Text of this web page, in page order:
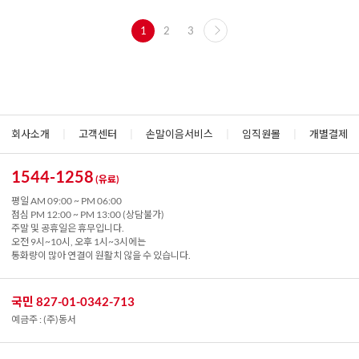
1 2 3
회사소개 고객센터 손말이음서비스 임직원몰 개별결제
1544-1258 (유료)
평일 AM 09:00 ~ PM 06:00
점심 PM 12:00 ~ PM 13:00 (상담불가)
주말 및 공휴일은 휴무입니다.
오전 9시~10시, 오후 1시~3시에는
통화량이 많아 연결이 원활치 않을 수 있습니다.
국민 827-01-0342-713
예금주 : (주)동서